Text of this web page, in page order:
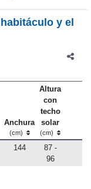
y el
Anchura
(cm)
Altura
con
techo
solar
(cm)
144
87 -
96